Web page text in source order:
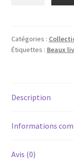
3
-
les
grandes
Catégories :
Étiquettes : Beaux
Description
Informations
Avis (0)